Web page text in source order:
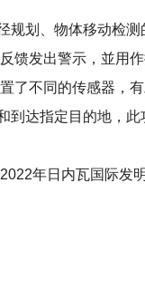
规划、物体移动检
馈发出警示，並用
了不同的传感器，
达指定目的地，此
年日内瓦国际发